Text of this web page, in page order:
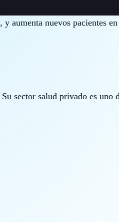
aumenta nuevos pacientes
sector salud privado es uno